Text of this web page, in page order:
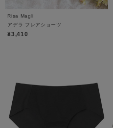
Risa Magli
アデラ フレアショーツ
¥3,410